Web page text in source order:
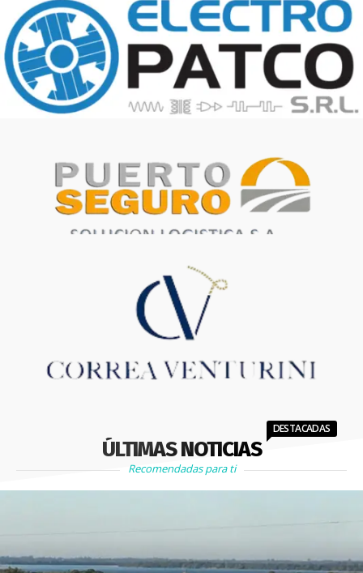
ÚLTIMAS NOTICIAS
DESTACADAS
Recomendadas para ti